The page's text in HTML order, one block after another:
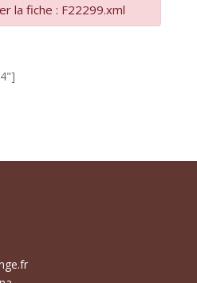
la fiche : F22299.xml